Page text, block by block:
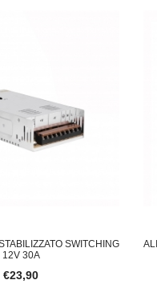
VENTILATORE
SWITCHING
12V 30A
€23,90